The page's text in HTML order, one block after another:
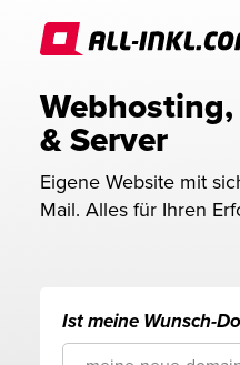
& Server
Eigene Website mit
Mail. Alles für Ihren
Ist meine Wunsch-